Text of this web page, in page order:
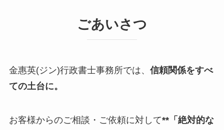
ごあいさつ
金惠英(ジン)行政書士事務所では、 信頼関係をすべ
ての土台に。
お客様からのご相談・ご依頼に対して**「絶対的な